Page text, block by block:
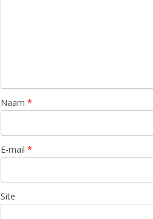
Naam *
E-mail *
Site